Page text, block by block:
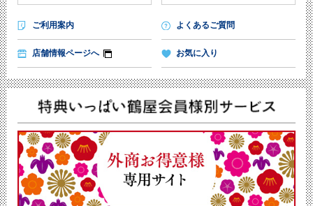
ご利用案内 よくあるご質問
店舗情報ページへ お気に入り